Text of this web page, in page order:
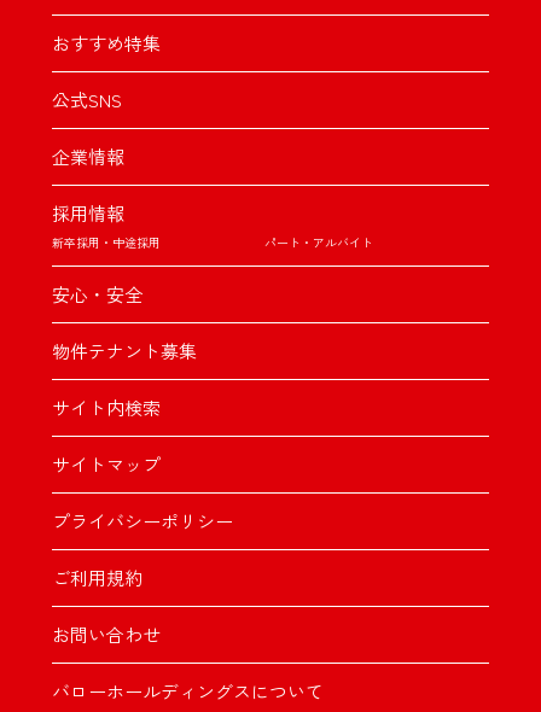
おすすめ特集
公式SNS
企業情報
採用情報
新卒採用・中途採用 パート・アルバイト
安心・安全
物件テナント募集
サイト内検索
サイトマップ
プライバシーポリシー
ご利用規約
お問い合わせ
バローホールディングスについて